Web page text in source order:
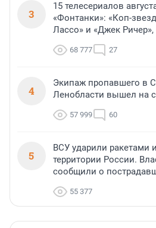
3
15 телесериалов
«Фонтанки»: «Коп-
Лассо» и «Джек
68 777 27
4
Экипаж пропавшего в
Ленобласти вышел на
57 999 60
5
ВСУ ударили ракетами
территории России.
сообщили о
55 377